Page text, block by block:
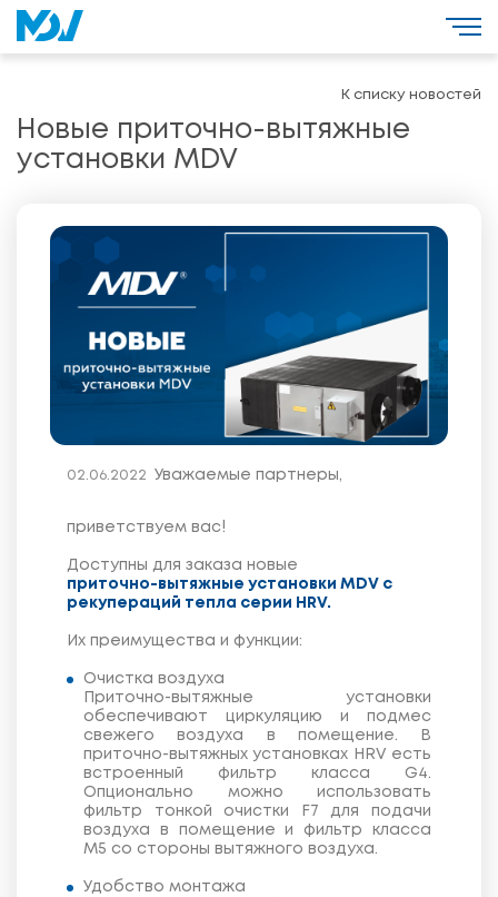
Новые приточно-вытяжные
установки MDV
К списку новостей
02.06.2022
приветствуем вас!
Доступны для заказа новые
приточно-вытяжные установки MDV с
рекупераций тепла серии HRV.
Их преимущества и функции:
Очистка воздуха
Приточно-вытяжные установки
обеспечивают циркуляцию и подмес
свежего воздуха в помещение. В
приточно-вытяжных установках HRV есть
встроенный фильтр класса G4.
Опционально можно использовать
фильтр тонкой очистки F7 для подачи
воздуха в помещение и фильтр класса
M5 со стороны вытяжного воздуха.
Удобство монтажа